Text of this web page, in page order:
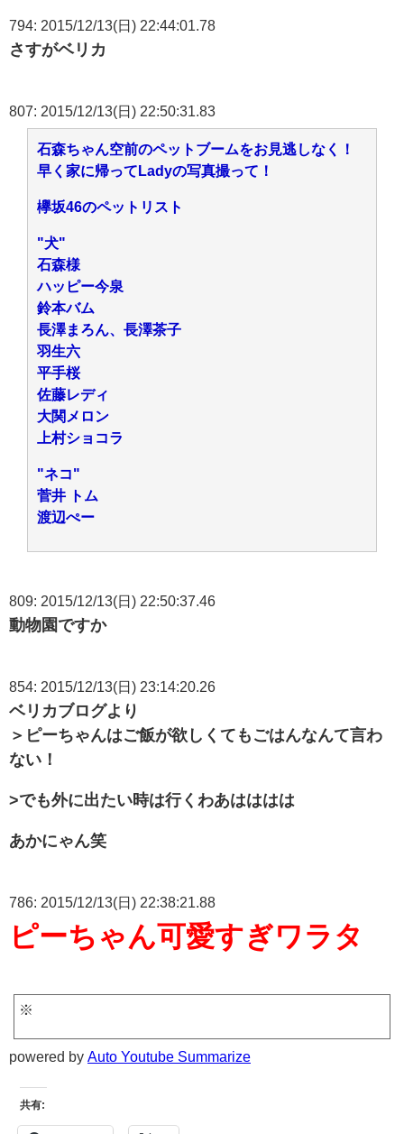
794: 2015/12/13(日) 22:44:01.78
さすがベリカ
807: 2015/12/13(日) 22:50:31.83
石森ちゃん空前のペットブームをお見逃しなく！
早く家に帰ってLadyの写真撮って！
欅坂46のペットリスト
"犬"
石森様
ハッピー今泉
鈴本バム
長澤まろん、長澤茶子
羽生六
平手桜
佐藤レディ
大関メロン
上村ショコラ
"ネコ"
菅井 トム
渡辺ぺー
809: 2015/12/13(日) 22:50:37.46
動物園ですか
854: 2015/12/13(日) 23:14:20.26
ベリカブログより
＞ピーちゃんはご飯が欲しくてもごはんなんて言わ
ない！
>でも外に出たい時は行くわあはははは
あかにゃん笑
786: 2015/12/13(日) 22:38:21.88
ピーちゃん可愛すぎワラタ
※
powered by Auto Youtube Summarize
共有: